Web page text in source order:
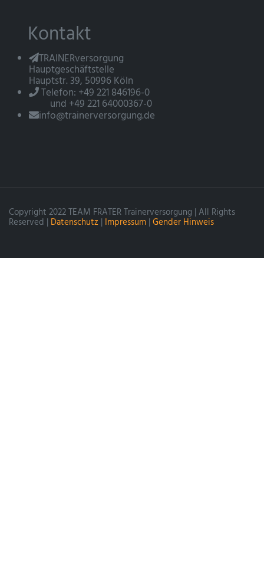
Kontakt
TRAINERversorgung
Hauptgeschäftstelle
Hauptstr. 39, 50996 Köln
Telefon: +49 221 846196-0
und +49 221 64000367-0
info@trainerversorgung.de
Copyright 2022 TEAM FRATER Trainerversorgung | All Rights
Reserved | Datenschutz | Impressum | Gender Hinweis